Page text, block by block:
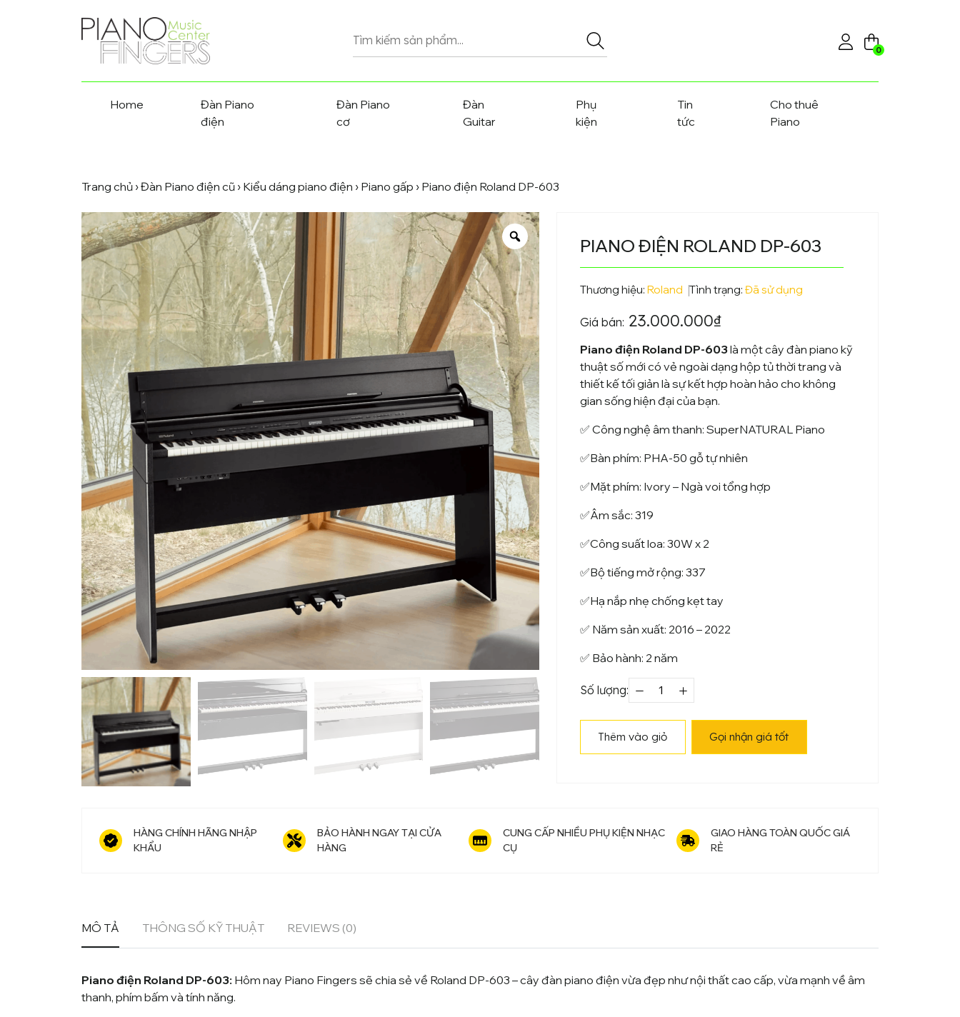
kiếm
0
Home
Đàn Piano
điện
Đàn Piano
cơ
Đàn
Guitar
Phụ
kiện
Tin
tức
Cho thuê
Piano
Trang chủ ›Đàn Piano điện cũ › Kiểu dáng piano điện › Piano gấp › Piano điện Roland DP-603
PIANO ĐIỆN ROLAND DP-603
Thương hiệu: Roland Tình trạng: Đã sử dụng
Giá bán: 23.000.000₫
Piano điện Roland DP-603là một cây đàn piano kỹ
thuật số mới có vẻ ngoài dạng hộp tủ thời trang và
thiết kế tối giản là sự kết hợp hoàn hảo cho không
gian sống hiện đại của bạn.
✅ Công nghệ âm thanh: SuperNATURAL Piano
✅Bàn phím: PHA-50 gỗ tự nhiên
✅Mặt phím: Ivory – Ngà voi tổng hợp
✅Âm sắc: 319
✅Công suất loa: 30W x 2
✅Bộ tiếng mở rộng: 337
✅Hạ nắp nhẹ chống kẹt tay
✅ Năm sản xuất: 2016 – 2022
✅ Bảo hành: 2 năm
Số lượng:
Piano
Roland
Thêm vào giỏ Gọi nhận giá tốt
HÀNG CHÍNH HÃNG NHẬP
KHẨU
BẢO HÀNH NGAY TẠI CỬA
HÀNG
CUNG CẤP NHIỀU PHỤ KIỆN NHẠC
CỤ
GIAO HÀNG TOÀN QUỐC GIÁ
RẺ
MÔ TẢ THÔNG SỐ KỸ THUẬT REVIEWS (0)
Piano điện Roland DP-603: Hôm nay Piano Fingers sẽ chia sẻ về Roland DP-603 – cây đàn piano điện vừa đẹp như nội thất cao cấp, vừa mạnh về âm
thanh, phím bấm và tính năng.